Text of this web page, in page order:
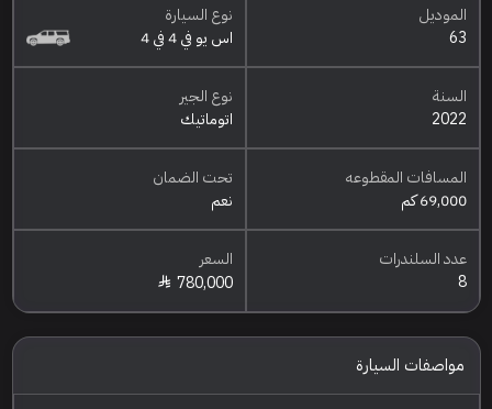
الموديل
63
نوع السيارة
اس يو في 4 في 4
السنة
2022
نوع الجير
اتوماتيك
المسافات المقطوعه
69,000 كم
تحت الضمان
نعم
عدد السلندرات
8
السعر
780,000
مواصفات السيارة